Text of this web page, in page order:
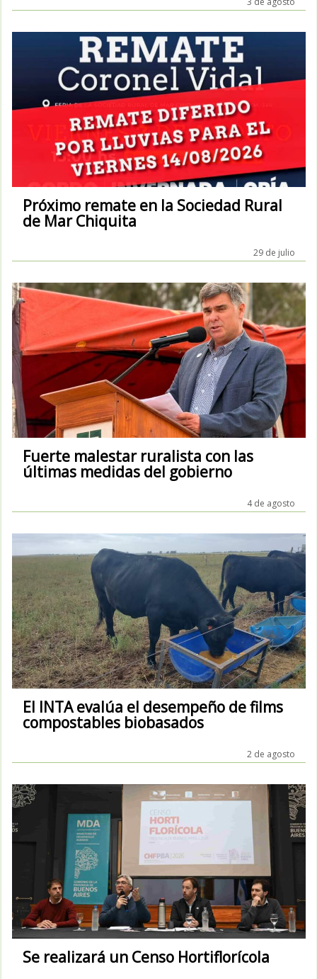
Próximo remate en la Sociedad Rural
de Mar Chiquita
29 de julio
Fuerte malestar ruralista con las
últimas medidas del gobierno
4 de agosto
El INTA evalúa el desempeño de films
compostables biobasados
2 de agosto
Se realizará un Censo Hortiflorícola